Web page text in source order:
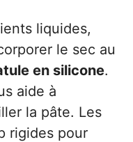
liquides,
le sec au
en silicone.
aide à
la pâte. Les
rigides pour